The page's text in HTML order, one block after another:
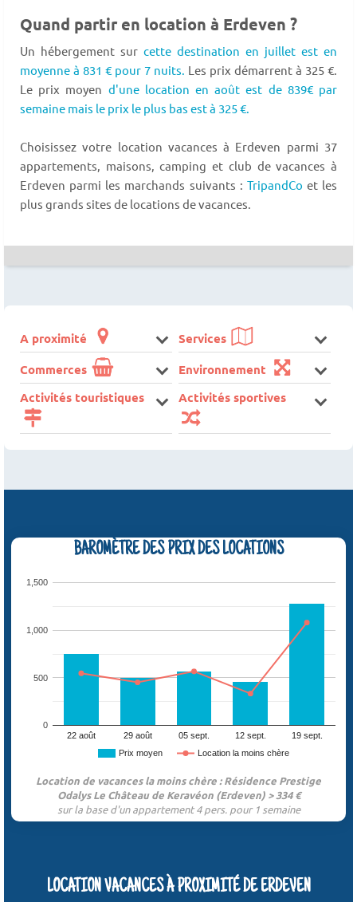
Quand partir en location à Erdeven ?
Un hébergement sur cette destination en juillet est en
moyenne à 831 € pour 7 nuits. Les prix démarrent à 325 €.
Le prix moyen d'une location en août est de 839€ par
semaine mais le prix le plus bas est à 325 €.
Choisissez votre location vacances à Erdeven parmi 37
appartements, maisons, camping et club de vacances à
Erdeven parmi les marchands suivants : TripandCo et les
plus grands sites de locations de vacances.
A proximité
Services
Commerces
Environnement
Activités touristiques
Activités sportives
BAROMÈTRE DES PRIX DES LOCATIONS
Prix moyen Location la moins chère
22 août 29 août 05 sept. 12 sept. 19 sept.
0
500
1,000
1,500
Location de vacances la moins chère : Résidence Prestige
Odalys Le Château de Keravéon (Erdeven) > 334 €
sur la base d'un appartement 4 pers. pour 1 semaine
LOCATION VACANCES À PROXIMITÉ DE ERDEVEN